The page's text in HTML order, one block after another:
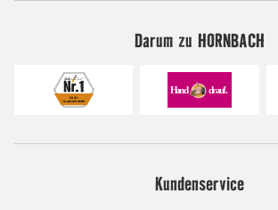
Darum zu HORNBACH
Kundenservice